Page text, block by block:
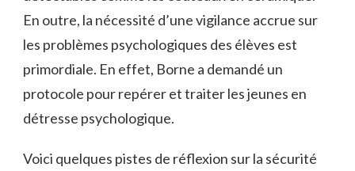
En outre, la nécessité d’une vigilance accrue sur
les problèmes psychologiques des élèves est
primordiale. En effet, Borne a demandé un
protocole pour repérer et traiter les jeunes en
détresse psychologique.
Voici quelques pistes de réflexion sur la sécurité